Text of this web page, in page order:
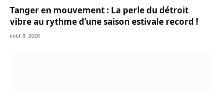
Tanger en mouvement : La perle du détroit
vibre au rythme d’une saison estivale record !
août 8, 2026